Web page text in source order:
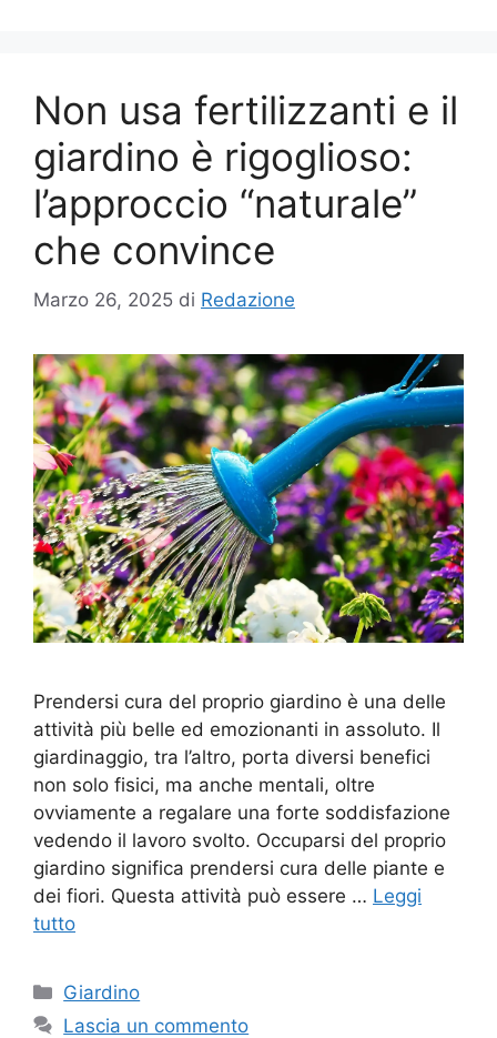
Non usa fertilizzanti e il
giardino è rigoglioso:
l’approccio “naturale”
che convince
Marzo 26, 2025 di Redazione
Prendersi cura del proprio giardino è una delle
attività più belle ed emozionanti in assoluto. Il
giardinaggio, tra l’altro, porta diversi benefici
non solo fisici, ma anche mentali, oltre
ovviamente a regalare una forte soddisfazione
vedendo il lavoro svolto. Occuparsi del proprio
giardino significa prendersi cura delle piante e
dei fiori. Questa attività può essere … Leggi
tutto
Categorie
Giardino
Lascia un commento